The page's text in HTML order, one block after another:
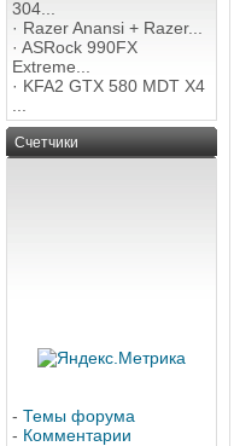
304...
· Razer Anansi + Razer...
· ASRock 990FX
Extreme...
· KFA2 GTX 580 MDT X4
Счетчики
- Темы форума
- Комментарии